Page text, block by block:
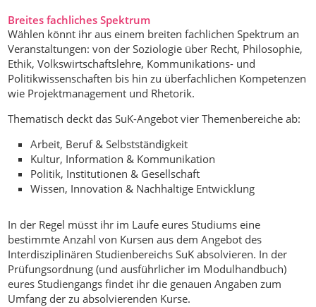
Breites fachliches Spektrum
Wählen könnt ihr aus einem breiten fachlichen Spektrum an
Veranstaltungen: von der Soziologie über Recht, Philosophie,
Ethik, Volkswirtschaftslehre, Kommunikations- und
Politikwissenschaften bis hin zu überfachlichen Kompetenzen
wie Projektmanagement und Rhetorik.
Thematisch deckt das SuK-Angebot vier Themenbereiche ab:
Arbeit, Beruf & Selbstständigkeit
Kultur, Information & Kommunikation
Politik, Institutionen & Gesellschaft
Wissen, Innovation & Nachhaltige Entwicklung
In der Regel müsst ihr im Laufe eures Studiums eine
bestimmte Anzahl von Kursen aus dem Angebot des
Interdisziplinären Studienbereichs SuK absolvieren. In der
Prüfungsordnung (und ausführlicher im Modulhandbuch)
eures Studiengangs findet ihr die genauen Angaben zum
Umfang der zu absolvierenden Kurse.